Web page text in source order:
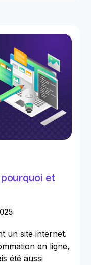
et
un site internet.
en ligne,
été aussi